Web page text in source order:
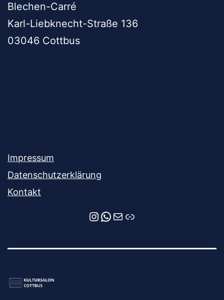
Blechen-Carré
Karl-Liebknecht-Straße 136
03046 Cottbus
Impressum
Datenschutzerklärung
Kontakt
Instagram
WhatsApp
E-MailNewsletter-Anmeldung